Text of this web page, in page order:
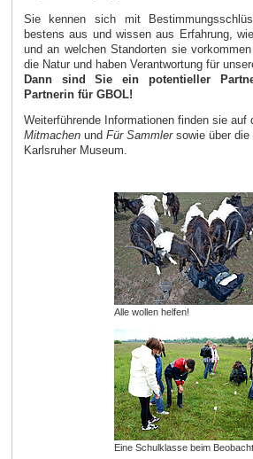
Sie kennen sich mit
bestens aus und wissen aus Erfahrung,
und an welchen Standorten sie
die Natur und haben Verantwortung für
Dann sind Sie ein potentieller
Partnerin für GBOL!
Weiterführende Informationen finden sie auf
Mitmachenund Für Sammlersowie über die
Karlsruher Museum.
Alle wollen helfen!
Eine Schulklasse beim